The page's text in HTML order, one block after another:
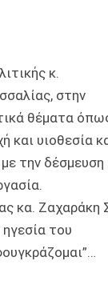
κ.
στην
θέματα
υιοθεσία
την δέσμευση
κα. Ζαχαράκη
του